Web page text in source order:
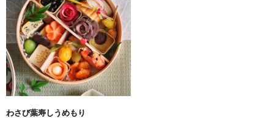
わさび葉寿しうめもり